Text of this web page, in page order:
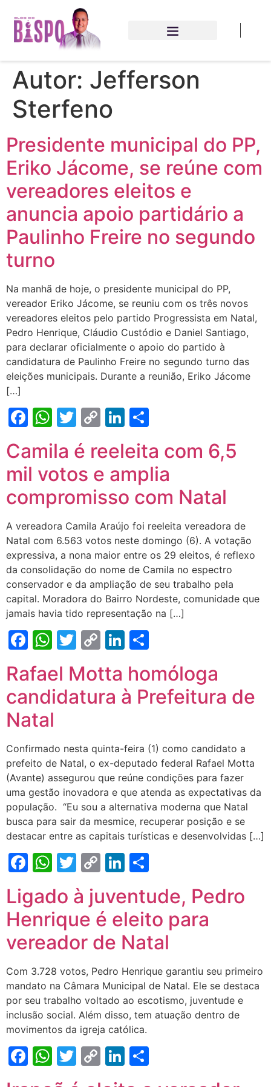
Autor: Jefferson
Sterfeno
Presidente municipal do PP,
Eriko Jácome, se reúne com
vereadores eleitos e
anuncia apoio partidário a
Paulinho Freire no segundo
turno
Na manhã de hoje, o presidente municipal do PP,
vereador Eriko Jácome, se reuniu com os três novos
vereadores eleitos pelo partido Progressista em Natal,
Pedro Henrique, Cláudio Custódio e Daniel Santiago,
para declarar oficialmente o apoio do partido à
candidatura de Paulinho Freire no segundo turno das
eleições municipais. Durante a reunião, Eriko Jácome
[…]
Facebook
WhatsApp
Twitter
CopyLinkedIn
Camila é reeleita com 6,5
mil votos e amplia
compromisso com Natal
A vereadora Camila Araújo foi reeleita vereadora de
Natal com 6.563 votos neste domingo (6). A votação
expressiva, a nona maior entre os 29 eleitos, é reflexo
da consolidação do nome de Camila no espectro
conservador e da ampliação de seu trabalho pela
capital. Moradora do Bairro Nordeste, comunidade que
jamais havia tido representação na […]
Facebook
WhatsApp
Twitter
CopyLinkedIn
Rafael Motta homóloga
candidatura à Prefeitura de
Natal
Confirmado nesta quinta-feira (1) como candidato a
prefeito de Natal, o ex-deputado federal Rafael Motta
(Avante) assegurou que reúne condições para fazer
uma gestão inovadora e que atenda as expectativas da
população. “Eu sou a alternativa moderna que Natal
busca para sair da mesmice, recuperar posição e se
destacar entre as capitais turísticas e desenvolvidas […]
Facebook
WhatsApp
Twitter
CopyLinkedIn
Ligado à juventude, Pedro
Henrique é eleito para
vereador de Natal
Com 3.728 votos, Pedro Henrique garantiu seu primeiro
mandato na Câmara Municipal de Natal. Ele se destaca
por seu trabalho voltado ao escotismo, juventude e
inclusão social. Além disso, tem atuação dentro de
movimentos da igreja católica.
Facebook
WhatsApp
Twitter
CopyLinkedIn